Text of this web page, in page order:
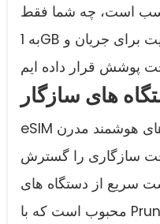
است، چه شما فقط
به 1GB برای مرور نور و یا 30 گیگابایت برای جریان و
های سازگار
eSIM در بسیاری از گوشی های هوشمند مدرن
سازگاری را گسترش
سریع از دستگاه های